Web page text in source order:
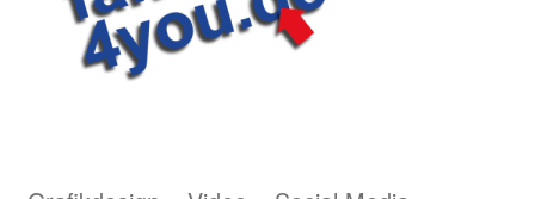
Wappenstickerei von Waldrian
Stick & Druck